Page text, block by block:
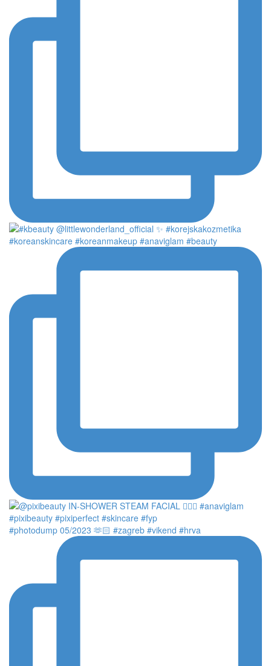
#photodump 05/2023 🫶🏻 #zagreb #vikend #hrva